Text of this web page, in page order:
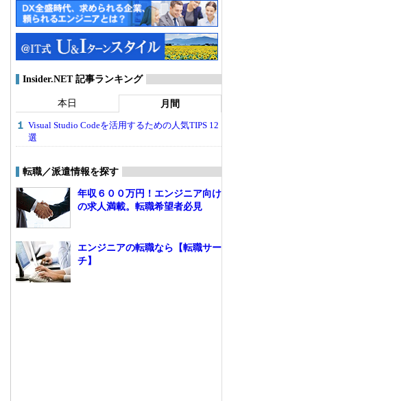
Insider.NET 記事ランキング
本日 月間
Visual Studio Codeを活用するための人気TIPS 12
選
転職／派遣情報を探す
年収６００万円！エンジニア向け
の求人満載。転職希望者必見
エンジニアの転職なら【転職サー
チ】